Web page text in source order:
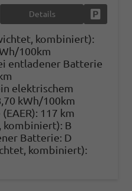
Details
kombiniert):
100km
entladener Batterie
elektrischem
kWh/100km
117 km
kombiniert): B
Batterie: D
kombiniert):